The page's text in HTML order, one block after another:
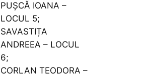
PUȘCĂ IOANA –
LOCUL 5;
SAVASTIȚA
ANDREEA – LOCUL
6;
CORLAN TEODORA –